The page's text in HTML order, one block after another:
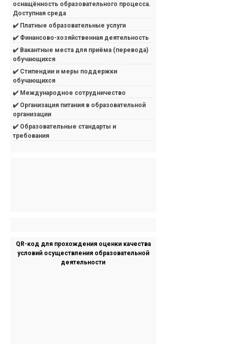
оснащённость образовательного процесса.
Доступная среда
✔️ Платные образовательные услуги
✔️ Финансово-хозяйственная деятельность
✔️ Вакантные места для приёма (перевода)
обучающихся
✔️ Стипендии и меры поддержки
обучающихся
✔️ Международное сотрудничество
✔️ Организация питания в образовательной
организации
✔️ Образовательные стандарты и
требования
QR-код для прохождения оценки качества
условий осуществления образовательной
деятельности